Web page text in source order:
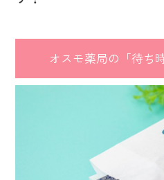
オスモ薬局の「待ち